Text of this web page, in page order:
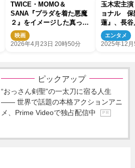
TWICE・MOMO＆
SANA『プラダを着た悪魔
２』をイメージした真っ赤
なドレスで登場！ジャパン
アンバサダーに就任
映画
2026年4月23日 20時50分
玉木宏主
ョナル 保
蓮』、長
道ら追加
開 “チー
エンタメ
2025年12
ピックアップ
“おっさん剣聖”の一太刀に宿る人生
―― 世界で話題の本格アクションアニ
メ、Prime Videoで独占配信中
P R